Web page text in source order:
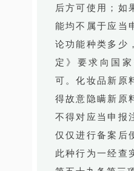
后方可使用；如
能均不属于应当
论功能种类多少
定》要求向国
可。化妆品新原
得故意隐瞒新原
不得对应当申报
仅仅进行备案后
此种行为一经查